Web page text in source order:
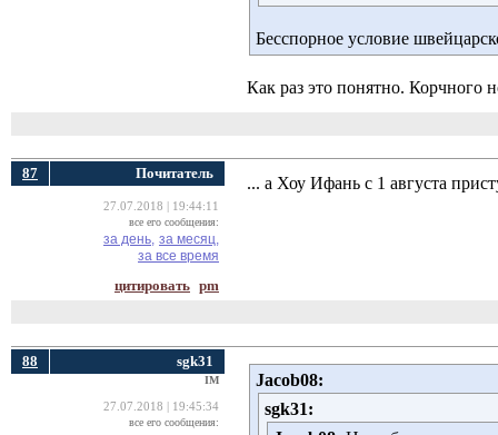
Бесспорное условие
Как раз это понятно. Корчного
87 Почитатель
27.07.2018 | 19:44:11
все его сообщения:
за день, за месяц,
за все время
цитировать pm
... а Хоу Ифань с 1 августа
88 sgk31
IM
27.07.2018 | 19:45:34
все его сообщения:
Jacob08:
sgk31: